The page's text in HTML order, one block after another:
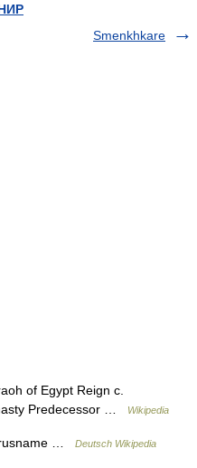
Smenkhkare
of Egypt Reign c.
Predecessor …
Wikipedia
… Deutsch Wikipedia